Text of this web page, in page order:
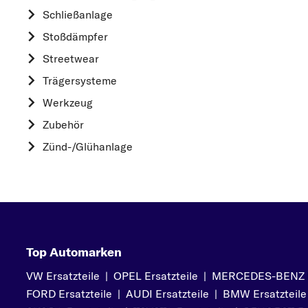
Schließanlage
Stoßdämpfer
Streetwear
Trägersysteme
Werkzeug
Zubehör
Zünd-/Glühanlage
OPEL
Top Automarken
VW Ersatzteile | OPEL Ersatzteile | MERCEDES-
FORD Ersatzteile | AUDI Ersatzteile | BMW Ersatzteile